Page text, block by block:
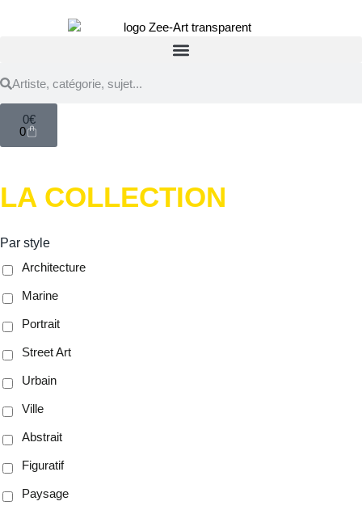
0€
0
LA COLLECTION
Par style
Architecture
Marine
Portrait
Street Art
Urbain
Ville
Abstrait
Figuratif
Paysage